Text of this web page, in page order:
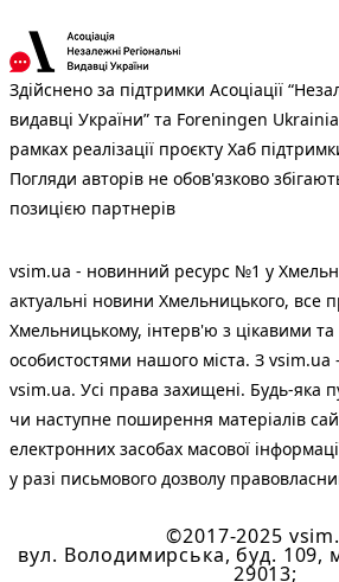
Здійснено за підтримки Асоціації
видавці України” та Foreningen
рамках реалізації проєкту Хаб
Погляди авторів не обов'язково
позицією партнерів
vsim.ua - новинний ресурс №1 у
актуальні новини Хмельницького, все
Хмельницькому, інтерв'ю з цікавими
особистостями нашого міста. З
vsim.ua. Усі права захищені. Будь-яка
чи наступне поширення матеріалів
електронних засобах масової
у разі письмового дозволу
©2017-2025
вул. Володимирська, буд. 109,
29013;